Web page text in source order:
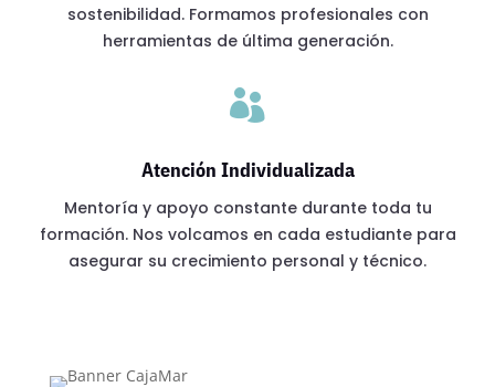
sostenibilidad. Formamos profesionales con
herramientas de última generación.

Atención Individualizada
Mentoría y apoyo constante durante toda tu
formación. Nos volcamos en cada estudiante para
asegurar su crecimiento personal y técnico.